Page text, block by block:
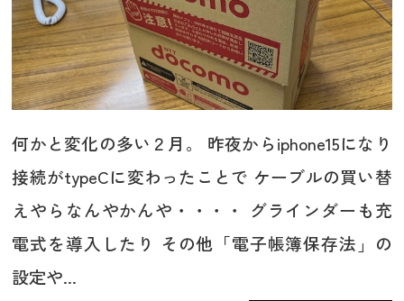
何かと変化の多い２月。 昨夜からiphone15になり
接続がtypeCに変わったことで ケーブルの買い替
えやらなんやかんや・・・・ グラインダーも充
電式を導入したり その他「電子帳簿保存法」の
設定や...